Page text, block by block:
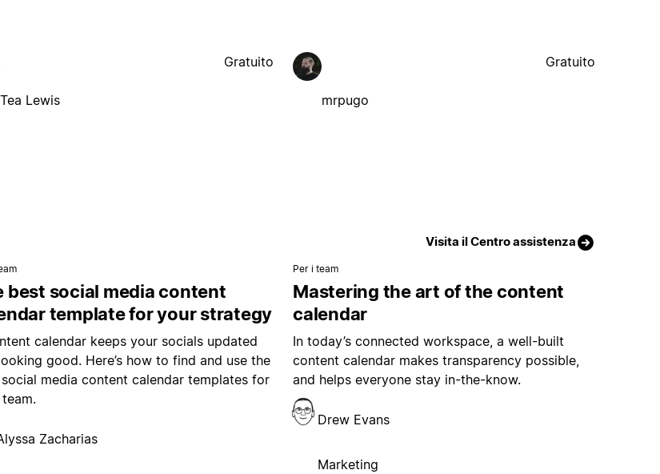
Tea Lewis
Gratuito
mrpugo
Gratuito
Visita il Centro assistenza
best social media content
template for your strategy
calendar keeps your socials updated
good. Here’s how to find and use the
media content calendar templates for
Zacharias
Per i team
Mastering the art of the content
calendar
In today’s connected workspace, a well-built
content calendar makes transparency possible,
and helps everyone stay in-the-know.
Drew Evans
Marketing